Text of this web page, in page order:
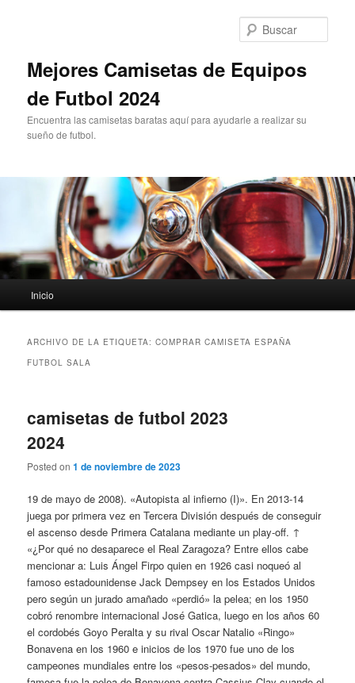
Mejores Camisetas de Equipos
de Futbol 2024
Encuentra las camisetas baratas aquí para ayudarle a realizar su
sueño de futbol.
principal
Inicio
ARCHIVO DE LA ETIQUETA:COMPRAR CAMISETA ESPAÑA
FUTBOL SALA
camisetas de futbol 2023
2024
Posted on1 de noviembre de 2023
19 de mayo de 2008). «Autopista al infierno (I)». En 2013-14
juega por primera vez en Tercera División después de conseguir
el ascenso desde Primera Catalana mediante un play-off. ↑
«¿Por qué no desaparece el Real Zaragoza? Entre ellos cabe
mencionar a: Luis Ángel Firpo quien en 1926 casi noqueó al
famoso estadounidense Jack Dempsey en los Estados Unidos
pero según un jurado amañado «perdió» la pelea; en los 1950
cobró renombre internacional José Gatica, luego en los años 60
el cordobés Goyo Peralta y su rival Oscar Natalio «Ringo»
Bonavena en los 1960 e inicios de los 1970 fue uno de los
campeones mundiales entre los «pesos-pesados» del mundo,